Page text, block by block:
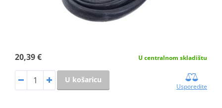
20,39 € U centralnom skladištu
U košaricu
Usporedite